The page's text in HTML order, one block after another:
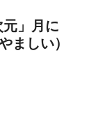
」月に
ましい）